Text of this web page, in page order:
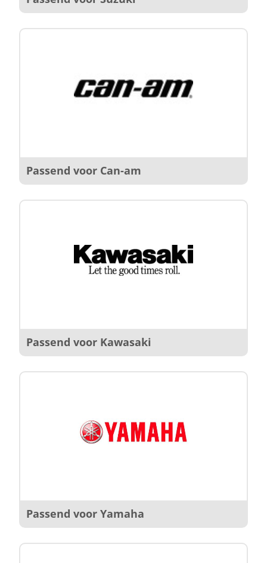
Passend voor Can-am
Passend voor Kawasaki
Passend voor Yamaha